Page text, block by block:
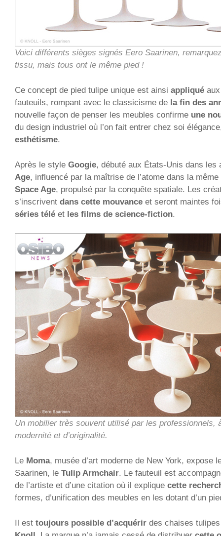
Voici différents sièges signés Eero Saarinen,
tissu, mais tous ont le même pied !
Ce concept de pied tulipe unique est ainsi appliqué
fauteuils, rompant avec le classicisme de la fin des
nouvelle façon de penser les meubles confirme une
du design industriel où l’on fait entrer chez soi
esthétisme.
Après le style Googie, débuté aux États-Unis dans les
Age, influencé par la maîtrise de l’atome dans la
Space Age, propulsé par la conquête spatiale. Les
s’inscrivent dans cette mouvance et seront maintes
séries télé et les films de science-fiction.
Un mobilier très souvent utilisé par les professionnels,
modernité et d’originalité.
Le Moma, musée d’art moderne de New York, expose
Saarinen, le Tulip Armchair. Le fauteuil est
de l’artiste et d’une citation où il explique cette
formes, d’unification des meubles en les dotant d’un
Il est toujours possible d’acquérir des chaises